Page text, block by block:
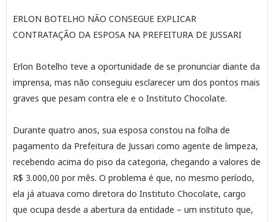
ERLON BOTELHO NÃO CONSEGUE EXPLICAR
CONTRATAÇÃO DA ESPOSA NA PREFEITURA DE JUSSARI
Erlon Botelho teve a oportunidade de se pronunciar diante da
imprensa, mas não conseguiu esclarecer um dos pontos mais
graves que pesam contra ele e o Instituto Chocolate.
Durante quatro anos, sua esposa constou na folha de
pagamento da Prefeitura de Jussari como agente de limpeza,
recebendo acima do piso da categoria, chegando a valores de
R$ 3.000,00 por mês. O problema é que, no mesmo período,
ela já atuava como diretora do Instituto Chocolate, cargo
que ocupa desde a abertura da entidade – um instituto que,